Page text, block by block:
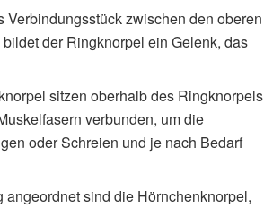
Verbindungsstück zwischen den oberen
der Ringknorpel ein Gelenk, das
sitzen oberhalb des Ringknorpels
verbunden, um die
oder Schreien und je nach Bedarf
angeordnet sind die Hörnchenknorpel,